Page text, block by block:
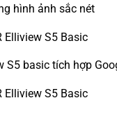
hình ảnh sắc nét
basic tích hợp